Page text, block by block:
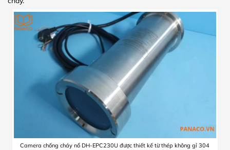
Camera chống cháy nổ DH-EPC230U được thiết kế từ thép không gỉ 304